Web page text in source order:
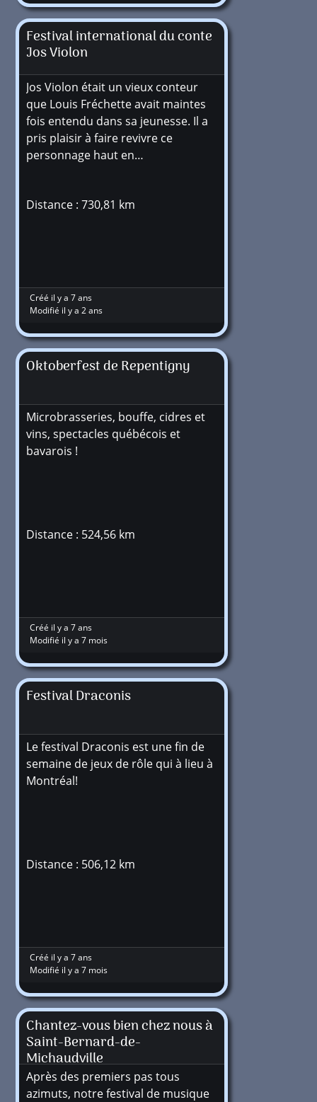
Festival international du conte
Jos Violon
Jos Violon était un vieux conteur
que Louis Fréchette avait maintes
fois entendu dans sa jeunesse. Il a
pris plaisir à faire revivre ce
personnage haut en…
Distance : 730,81 km
Créé il y a 7 ans
Modifié il y a 2 ans
Oktoberfest de Repentigny
Microbrasseries, bouffe, cidres et
vins, spectacles québécois et
bavarois !
Distance : 524,56 km
Créé il y a 7 ans
Modifié il y a 7 mois
Festival Draconis
Le festival Draconis est une fin de
semaine de jeux de rôle qui à lieu à
Montréal!
Distance : 506,12 km
Créé il y a 7 ans
Modifié il y a 7 mois
Chantez-vous bien chez nous à
Saint-Bernard-de-
Michaudville
Après des premiers pas tous
azimuts, notre festival de musique